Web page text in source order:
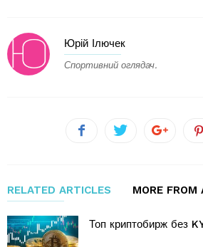
Юрій Ілючек
Спортивний оглядач.
RELATED ARTICLES MORE FROM
Топ криптобирж без